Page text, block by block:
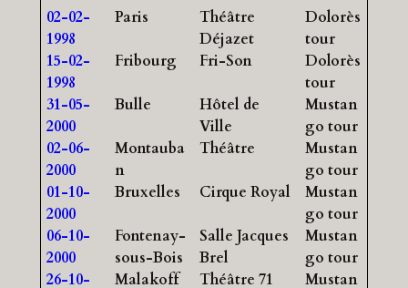
02-02-
1998
Paris
Théâtre
Déjazet
Dolorès
tour
15-02-
1998
Fribourg Fri-Son
Dolorès
tour
31-05-
2000
Bulle
Hôtel de
Ville
Mustan
go tour
02-06-
2000
Montauba
n
Théâtre
Mustan
go tour
01-10-
2000
Bruxelles Cirque Royal
Mustan
go tour
06-10-
2000
Fontenay-
sous-Bois
Salle Jacques
Brel
Mustan
go tour
26-10-
Malakoff Théâtre 71
Mustan